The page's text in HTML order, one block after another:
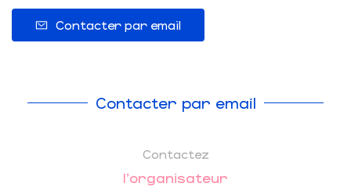
Contacter par email
Contacter par email
Contactez
l'organisateur